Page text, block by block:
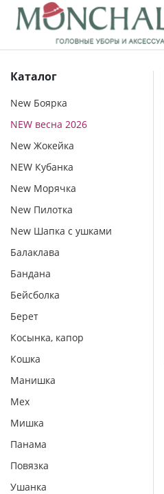
Каталог
New Боярка
NEW весна 2026
New Жокейка
NEW Кубанка
New Морячка
New Пилотка
New Шапка с ушками
Балаклава
Бандана
Бейсболка
Берет
Косынка, капор
Кошка
Манишка
Мех
Мишка
Панама
Повязка
Ушанка